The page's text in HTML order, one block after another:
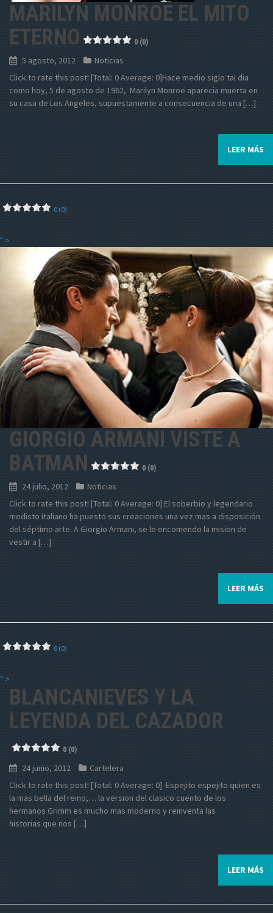
MARILYN MONROE EL MITO
ETERNO
0 (0)
5 agosto, 2012
Noticias
Click to rate this post! [Total: 0 Average: 0]Hace medio siglo tal dia
como hoy, 5 de agosto de 1962, Marilyn Monroe aparecia muerta en
su casa de Los Angeles, supuestamente a consecuencia de una […]
LEER MÁS
0 (0)
" >
GIORGIO ARMANI VISTE A
BATMAN
0 (0)
24 julio, 2012
Noticias
Click to rate this post! [Total: 0 Average: 0] El soberbio y legendario
modisto italiano ha puesto sus creaciones una vez mas a disposición
del séptimo arte. A Giorgio Armani, se le encomendo la mision de
vestir a […]
LEER MÁS
0 (0)
" >
BLANCANIEVES Y LA
LEYENDA DEL CAZADOR
0 (0)
24 junio, 2012
Cartelera
Click to rate this post! [Total: 0 Average: 0] Espejito espejito quien es
la mas bella del reino,… la version del clasico cuento de los
hermanos Grimm es mucho mas moderno y reinventa las
historias que nos […]
LEER MÁS